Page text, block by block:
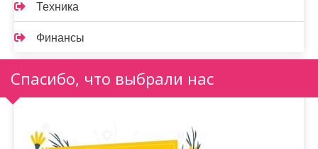
Техника
Финансы
Спасибо, что выбрали нас